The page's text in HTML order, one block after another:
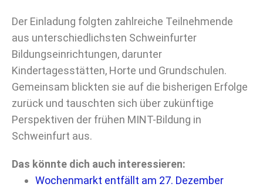
Der Einladung folgten zahlreiche Teilnehmende
aus unterschiedlichsten Schweinfurter
Bildungseinrichtungen, darunter
Kindertagesstätten, Horte und Grundschulen.
Gemeinsam blickten sie auf die bisherigen Erfolge
zurück und tauschten sich über zukünftige
Perspektiven der frühen MINT-Bildung in
Schweinfurt aus.
Das könnte dich auch interessieren:
Wochenmarkt entfällt am 27. Dezember